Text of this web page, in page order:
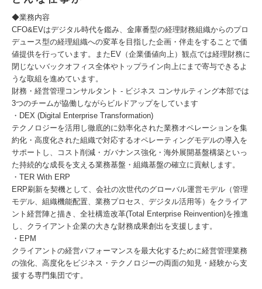
◆業務内容
CFO&EVはデジタル時代を鑑み、金庫番型の経理財務組織からのプロ
デュース型の経理組織への変革を目指した企画・伴走をすることで価
値提供を行っています。またEV（企業価値向上）観点では経理財務に
閉じないバックオフィス全体やトップライン向上にまで寄与できるよ
うな取組を進めています。
財務・経営管理コンサルタント - ビジネス コンサルティング本部では
3つのチームが協働しながらビルドアップをしています
・DEX (Digital Enterprise Transformation)
テクノロジーを活用し徹底的に効率化された業務オペレーションを集
約化・高度化された組織で対応するオペレーティングモデルの導入を
サポートし、コスト削減・ガバナンス強化・海外展開基盤構築といっ
た持続的な成長を支える業務基盤・組織基盤の確立に貢献します。
・TER With ERP
ERP刷新を契機として、会社の次世代のグローバル運営モデル（管理
モデル、組織機能配置、業務プロセス、デジタル活用等）をクライア
ント経営陣と描き、全社構造改革(Total Enterprise Reinvention)を推進
し、クライアント企業の大きな財務成果創出を支援します。
・EPM
クライアントの経営パフォーマンスを最大化するために経営管理業務
の強化、高度化をビジネス・テクノロジーの両面の知見・経験から支
援する専門集団です。